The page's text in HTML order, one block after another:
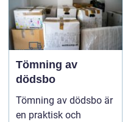
Tömning av
dödsbo
Tömning av dödsbo är
en praktisk och